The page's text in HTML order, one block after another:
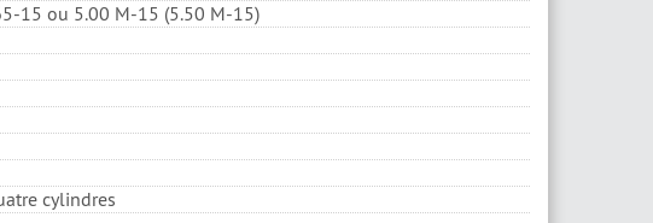
15 ou 5.00 M-15 (5.50 M-15)
cylindres